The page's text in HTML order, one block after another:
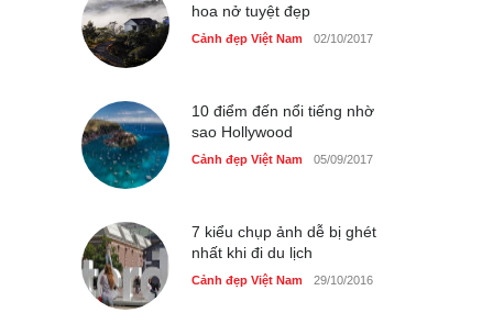
hoa nở tuyệt đẹp
Cảnh đẹp Việt Nam 02/10/2017
10 điểm đến nổi tiếng nhờ
sao Hollywood
Cảnh đẹp Việt Nam 05/09/2017
7 kiểu chụp ảnh dễ bị ghét
nhất khi đi du lịch
Cảnh đẹp Việt Nam 29/10/2016